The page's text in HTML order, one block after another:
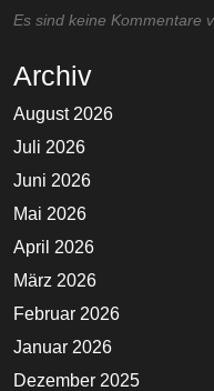
Es sind keine Kommentare
Archiv
August 2026
Juli 2026
Juni 2026
Mai 2026
April 2026
März 2026
Februar 2026
Januar 2026
Dezember 2025